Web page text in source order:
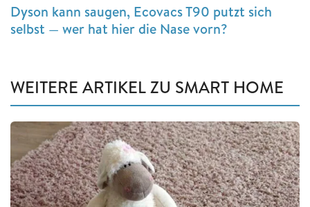
Dyson kann saugen, Ecovacs T90 putzt sich
selbst — wer hat hier die Nase vorn?
WEITERE ARTIKEL ZU SMART HOME